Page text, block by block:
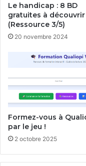
Le handicap : 8 BD
gratuites à découvrir
(Ressource 3/5)
20 novembre 2024
Formez-vous à
par le jeu !
2 octobre 2025